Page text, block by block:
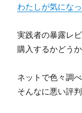
わたしが気にな
実践者の暴露レ
購入するかどう
ネットで色々調
そんなに悪い評